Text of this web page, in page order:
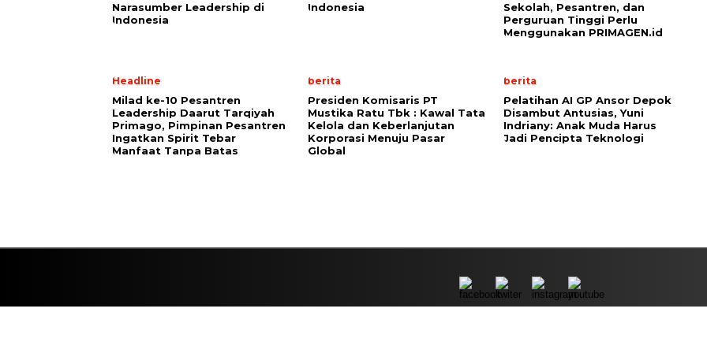
Narasumber Leadership di
Indonesia
Indonesia
Sekolah, Pesantren, dan
Perguruan Tinggi Perlu
Menggunakan PRIMAGEN.id
Headline
Milad ke-10 Pesantren
Leadership Daarut Tarqiyah
Primago, Pimpinan Pesantren
Ingatkan Spirit Tebar
Manfaat Tanpa Batas
berita
Presiden Komisaris PT
Mustika Ratu Tbk : Kawal Tata
Kelola dan Keberlanjutan
Korporasi Menuju Pasar
Global
berita
Pelatihan AI GP Ansor Depok
Disambut Antusias, Yuni
Indriany: Anak Muda Harus
Jadi Pencipta Teknologi